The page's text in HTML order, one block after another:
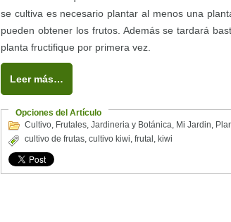
se cultiva es necesario plantar al menos una
pueden obtener los frutos. Además se tardará
planta fructifique por primera vez.
Leer más…
Opciones del Artículo
Cultivo, Frutales, Jardineria y Botánica, Mi Jardin,
cultivo de frutas, cultivo kiwi, frutal , kiwi